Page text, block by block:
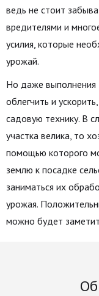
ведь не стоит
вредителями и
усилия, которые
урожай.
Но даже выполнения
облегчить и
садовую технику. В
участка велика, то
помощью которого
землю к посадке
заниматься их
урожая.
можно будет